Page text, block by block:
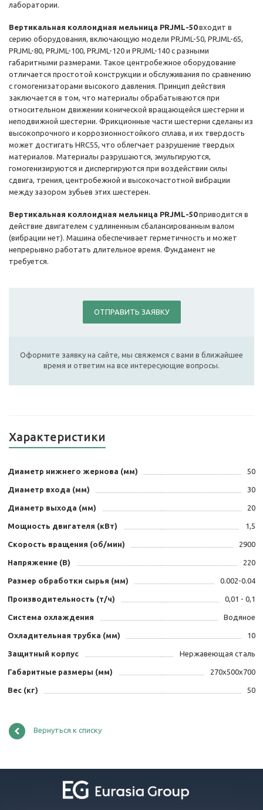
лаборатории.
Вертикальная коллоидная мельница PRJML-50входит в
серию оборудования, включающую модели PRJML-50, PRJML-65,
PRJML-80, PRJML-100, PRJML-120 и PRJML-140 с разными
габаритными размерами. Такое центробежное оборудование
отличается простотой конструкции и обслуживания по сравнению
с гомогенизаторами высокого давления. Принцип действия
заключается в том, что материалы обрабатываются при
относительном движении конической вращающейся шестерни и
неподвижной шестерни. Фрикционные части шестерни сделаны из
высокопрочного и коррозионностойкого сплава, и их твердость
может достигать HRC55, что облегчает разрушение твердых
материалов. Материалы разрушаются, эмульгируются,
гомогенизируются и диспергируются при воздействии силы
сдвига, трения, центробежной и высокочастотной вибрации
между зазором зубьев этих шестерен.
Вертикальная коллоидная мельница PRJML-50приводится в
действие двигателем с удлиненным сбалансированным валом
(вибрации нет). Машина обеспечивает герметичность и может
непрерывно работать длительное время. Фундамент не
требуется.
ОТПРАВИТЬ ЗАЯВКУ
Оформите заявку на сайте, мы свяжемся с вами в ближайшее
время и ответим на все интересующие вопросы.
Характеристики
Диаметр нижнего жернова (мм) 50
Диаметр входа (мм) 30
Диаметр выхода (мм) 20
Мощность двигателя (кВт) 1,5
Скорость вращения (об/мин) 2900
Напряжение (В) 220
Размер обработки сырья (мм) 0.002-0.04
Производительность (т/ч) 0,01 - 0,1
Система охлаждения Водяное
Охладительная трубка (мм) 10
Защитный корпус Нержавеющая сталь
Габаритные размеры (мм) 270х500х700
Вес (кг) 50
Вернуться к списку